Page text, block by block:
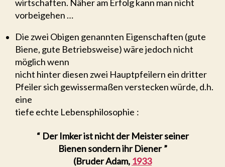
wirtschaften. Näher am Erfolg kann man nicht
vorbeigehen …
Die zwei Obigen genannten Eigenschaften (gute
Biene, gute Betriebsweise) wäre jedoch nicht
möglich wenn
nicht hinter diesen zwei Hauptpfeilern ein dritter
Pfeiler sich gewissermaßen verstecken würde, d.h.
eine
tiefe echte Lebensphilosophie :
“ Der Imker ist nicht der Meister seiner
Bienen sondern ihr Diener ”
(Bruder Adam, 1933